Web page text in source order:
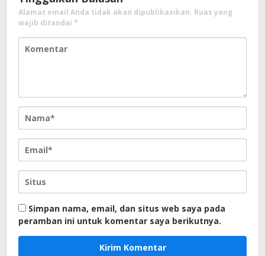
Alamat email Anda tidak akan dipublikasikan. Ruas yang
wajib ditandai *
Simpan nama, email, dan situs web saya pada
peramban ini untuk komentar saya berikutnya.